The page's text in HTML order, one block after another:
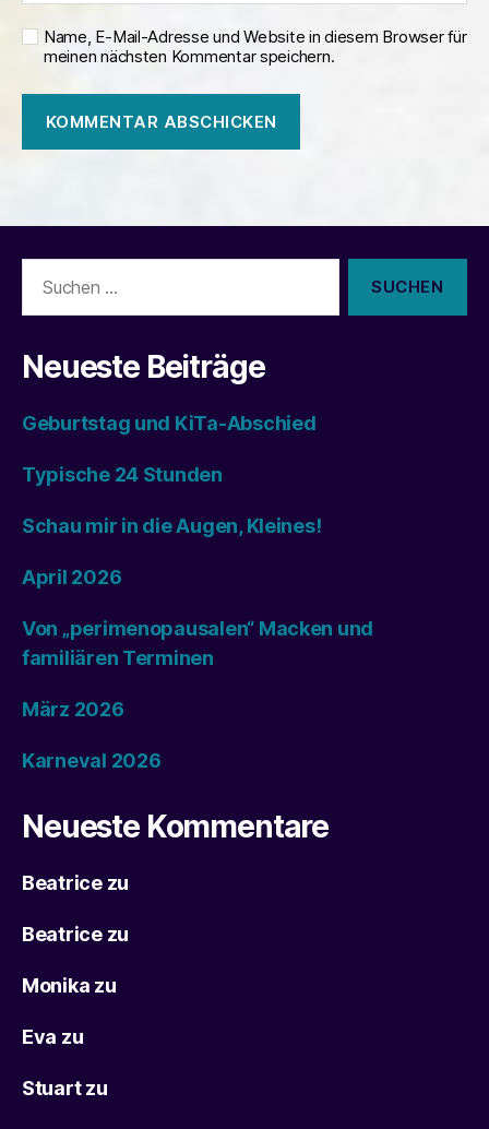
Name, E-Mail-Adresse und Website in diesem Browser für
meinen nächsten Kommentar speichern.
nach:
Neueste Beiträge
Geburtstag und KiTa-Abschied
Typische 24 Stunden
Schau mir in die Augen, Kleines!
April 2026
Von „perimenopausalen“ Macken und
familiären Terminen
März 2026
Karneval 2026
Neueste Kommentare
Beatricezu
Beatricezu
Monika zu
Eva zu
Stuartzu